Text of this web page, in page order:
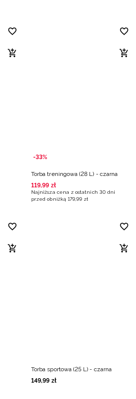
-33%
Torba treningowa (28 L) - czarna
119,99 zł
Najniższa cena z ostatnich 30 dni
przed obniżką 179,99 zł
Torba sportowa (25 L) - czarna
149,99 zł